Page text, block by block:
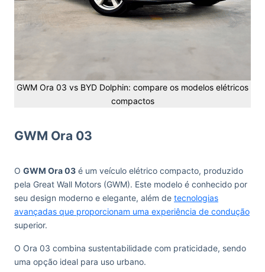
GWM Ora 03 vs BYD Dolphin: compare os modelos elétricos
compactos
GWM Ora 03
O GWM Ora 03 é um veículo elétrico compacto, produzido
pela Great Wall Motors (GWM). Este modelo é conhecido por
seu design moderno e elegante, além de tecnologias
avançadas que proporcionam uma experiência de condução
superior.
O Ora 03 combina sustentabilidade com praticidade, sendo
uma opção ideal para uso urbano.